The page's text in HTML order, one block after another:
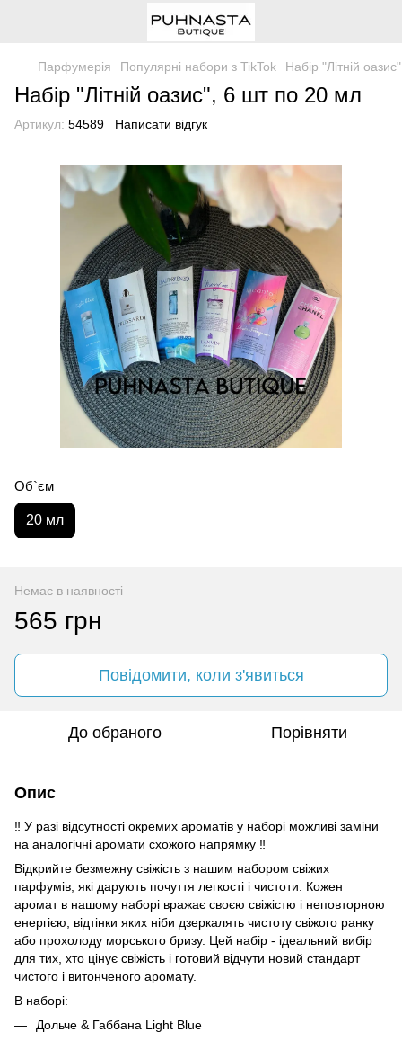
Парфумерія Популярні набори з TikTok Набір "Літній
Набір "Літній оазис", 6 шт по 20 мл
Артикул: 54589 Написати відгук
Об`єм
20 мл
Немає в наявності
565 грн
Повідомити, коли з'явиться
До обраного Порівняти
Опис
‼️ У разі відсутності окремих ароматів у наборі можливі заміни
на аналогічні аромати схожого напрямку ‼️
Відкрийте безмежну свіжість з нашим набором свіжих
парфумів, які дарують почуття легкості і чистоти. Кожен
аромат в нашому наборі вражає своєю свіжістю і неповторною
енергією, відтінки яких ніби дзеркалять чистоту свіжого ранку
або прохолоду морського бризу. Цей набір - ідеальний вибір
для тих, хто цінує свіжість і готовий відчути новий стандарт
чистого і витонченого аромату.
В наборі:
Дольче & Габбана Light Blue